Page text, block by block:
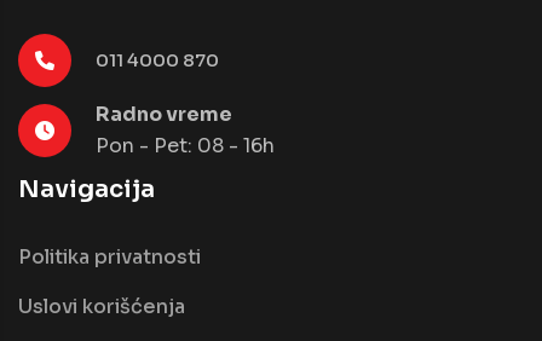
011 4000 870
Radno vreme
Pon - Pet: 08 - 16h
Navigacija
Politika privatnosti
Uslovi korišćenja